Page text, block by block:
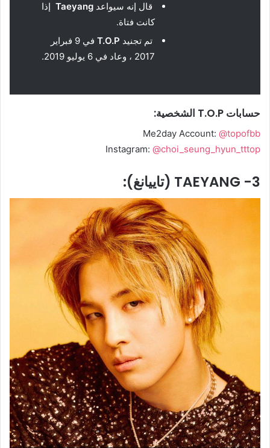
قال إنه سيواعد Taeyang إذا
كانت فتاة.
تم تجنيد T.O.P
في 9 فبراير
2017 ، وعاد في 6 يوليو 2019.
حسابات T.O.P الشخصية:
Me2day Account: @topofbb
Instagram: @choi_seung_hyun_tttop
3- TAEYANG (تاييانغ):